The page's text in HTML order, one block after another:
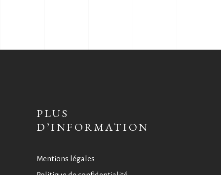
PLUS
D’INFORMATION
Mentions légales